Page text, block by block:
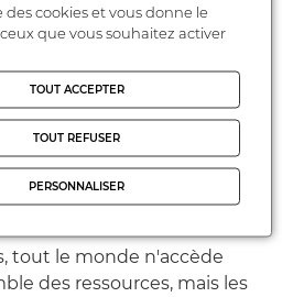
via l'ENT,
par l'établissement,
gratuite... des outils
pour faciliter la continuité
la fermeture de tous les
est nécessaire. Les
tout le monde n'accède
des ressources, mais les
des cookies et vous donne le
que vous souhaitez activer
TOUT ACCEPTER
TOUT REFUSER
PERSONNALISER